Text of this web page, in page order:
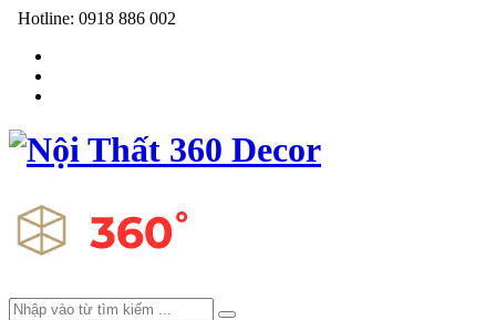
Hotline: 0918 886 002